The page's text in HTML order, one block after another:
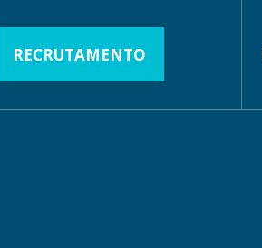
RECRUTAMENTO